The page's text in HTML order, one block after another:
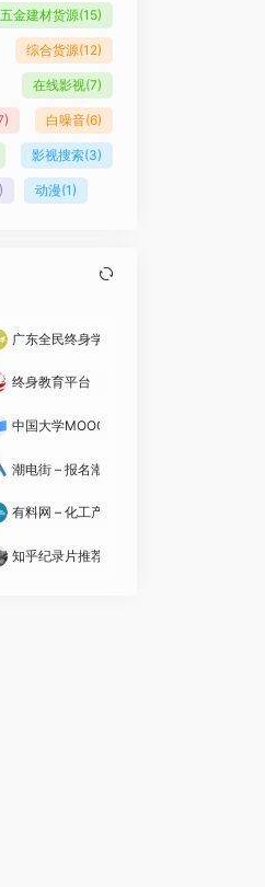
，还是学堂在线、知到、雨课堂……
的在线学习网站，提供涵盖生活、健
证，名师名课名校，在线互动教育学堂
是聚合全球教育资源，帮助学习者在超
五金建材货源(15)
综合货源(12)
在线影视(7)
白噪音(6)
影视搜索(3)
动漫(1)
广东全民终身学习平台
域的课程导航者
终身教育平台
中国大学MOOC
程学习平台
潮电街 – 报名潮品
有料网 – 化工产业数字化综合服务平台
知乎纪录片推荐